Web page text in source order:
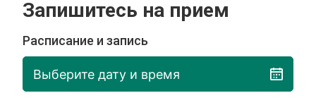
Запишитесь на прием
Расписание и запись
Выберите дату и время